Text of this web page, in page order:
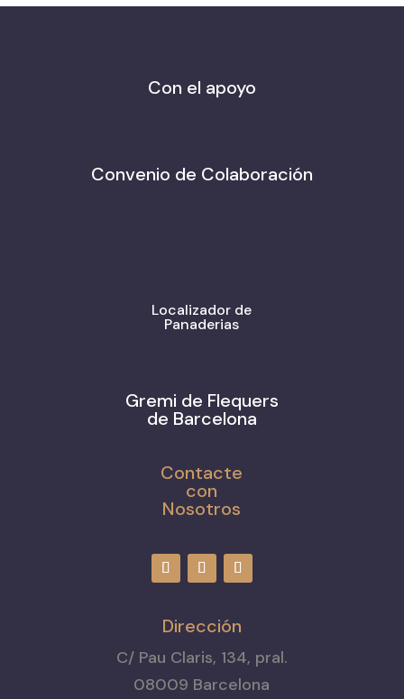
Con el apoyo
Convenio de Colaboración
Localizador de
Panaderias
Gremi de Flequers
de Barcelona
Contacte
con
Nosotros
Dirección
C/ Pau Claris, 134, pral.
08009 Barcelona